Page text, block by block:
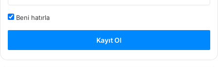
Beni hatırla
Kayıt Ol